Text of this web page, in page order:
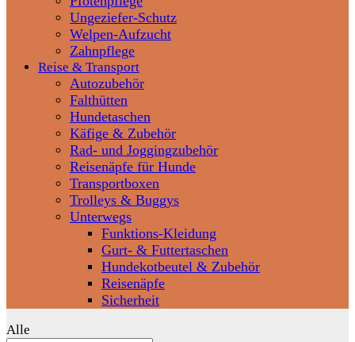
Ungeziefer-Schutz
Welpen-Aufzucht
Zahnpflege
Reise & Transport
Autozubehör
Falthütten
Hundetaschen
Käfige & Zubehör
Rad- und Joggingzubehör
Reisenäpfe für Hunde
Transportboxen
Trolleys & Buggys
Unterwegs
Funktions-Kleidung
Gurt- & Futtertaschen
Hundekotbeutel & Zubehör
Reisenäpfe
Sicherheit
Alle